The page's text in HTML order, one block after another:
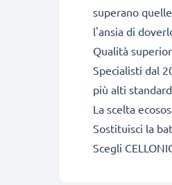
superano
l'ansia di
Qualità
Specialisti dal
più alti
La scelta
Sostituisci la
Scegli